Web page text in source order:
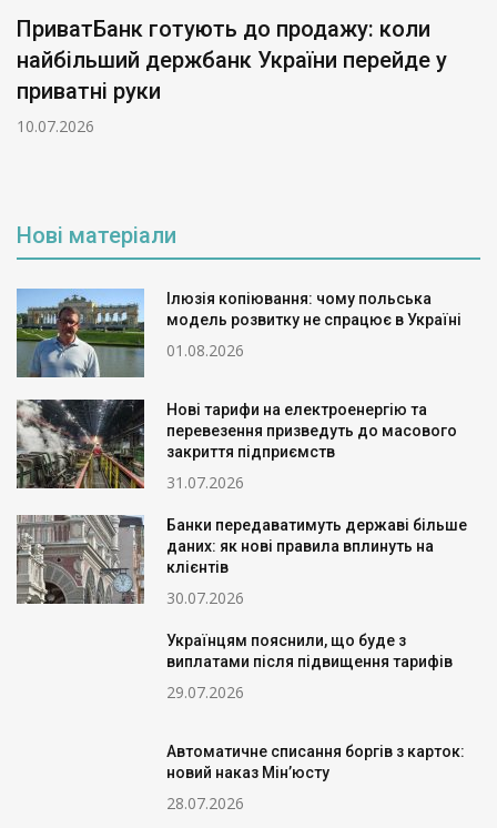
ПриватБанк готують до продажу: коли
найбільший держбанк України перейде у
приватні руки
10.07.2026
Нові матеріали
Ілюзія копіювання: чому польська
модель розвитку не спрацює в Україні
01.08.2026
Нові тарифи на електроенергію та
перевезення призведуть до масового
закриття підприємств
31.07.2026
Банки передаватимуть державі більше
даних: як нові правила вплинуть на
клієнтів
30.07.2026
Українцям пояснили, що буде з
виплатами після підвищення тарифів
29.07.2026
Автоматичне списання боргів з карток:
новий наказ Мін’юсту
28.07.2026